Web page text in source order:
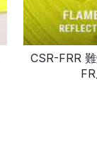
CSR-FRR